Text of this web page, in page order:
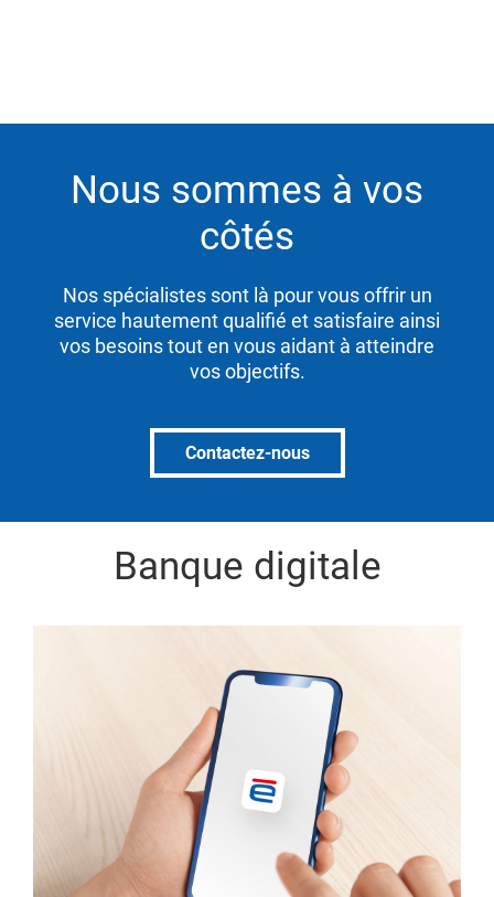
Nous sommes à vos
côtés
Nos spécialistes sont là pour vous offrir un
service hautement qualifié et satisfaire ainsi
vos besoins tout en vous aidant à atteindre
vos objectifs.
Contactez-nous
Banque digitale